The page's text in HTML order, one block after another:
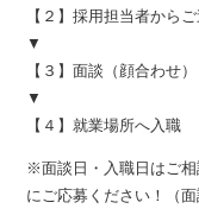
【２】採用担当者から
▼
【３】面談（顔合わせ）
▼
【４】就業場所へ入職
※面談日・入職日はご
にご応募ください！（面